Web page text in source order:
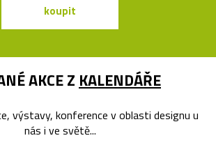
koupit
AKCE Z KALENDÁŘE
výstavy, konference v oblasti designu u
nás i ve světě...